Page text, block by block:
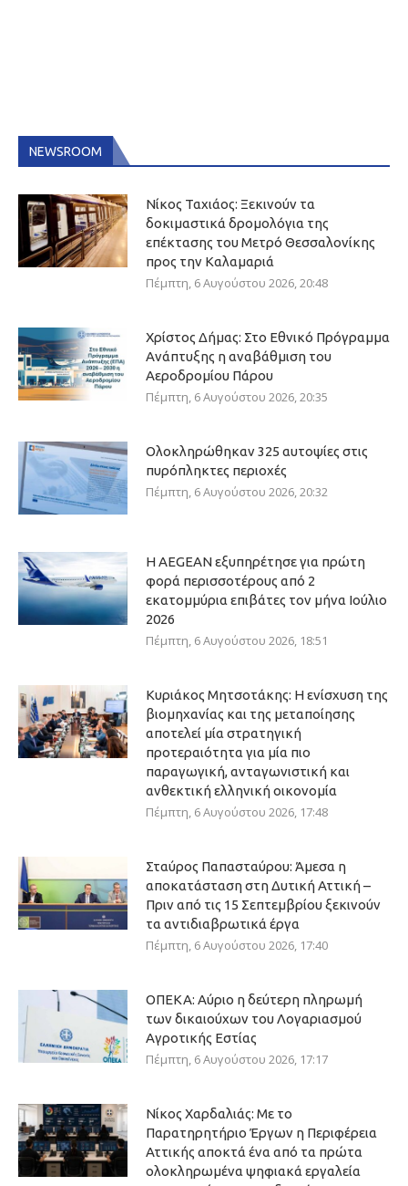
NEWSROOM
Νίκος Ταχιάος: Ξεκινούν τα
δοκιμαστικά δρομολόγια της
επέκτασης του Μετρό Θεσσαλονίκης
προς την Καλαμαριά
Πέμπτη, 6 Αυγούστου 2026, 20:48
Χρίστος Δήμας: Στο Εθνικό Πρόγραμμα
Ανάπτυξης η αναβάθμιση του
Αεροδρομίου Πάρου
Πέμπτη, 6 Αυγούστου 2026, 20:35
Ολοκληρώθηκαν 325 αυτοψίες στις
πυρόπληκτες περιοχές
Πέμπτη, 6 Αυγούστου 2026, 20:32
Η AEGEAN εξυπηρέτησε για πρώτη
φορά περισσοτέρους από 2
εκατομμύρια επιβάτες τον μήνα Ιούλιο
2026
Πέμπτη, 6 Αυγούστου 2026, 18:51
Κυριάκος Μητσοτάκης: Η ενίσχυση της
βιομηχανίας και της μεταποίησης
αποτελεί μία στρατηγική
προτεραιότητα για μία πιο
παραγωγική, ανταγωνιστική και
ανθεκτική ελληνική οικονομία
Πέμπτη, 6 Αυγούστου 2026, 17:48
Σταύρος Παπασταύρου: Άμεσα η
αποκατάσταση στη Δυτική Αττική –
Πριν από τις 15 Σεπτεμβρίου ξεκινούν
τα αντιδιαβρωτικά έργα
Πέμπτη, 6 Αυγούστου 2026, 17:40
ΟΠΕΚΑ: Αύριο η δεύτερη πληρωμή
των δικαιούχων του Λογαριασμού
Αγροτικής Εστίας
Πέμπτη, 6 Αυγούστου 2026, 17:17
Νίκος Χαρδαλιάς: Με το
Παρατηρητήριο Έργων η Περιφέρεια
Αττικής αποκτά ένα από τα πρώτα
ολοκληρωμένα ψηφιακά εργαλεία